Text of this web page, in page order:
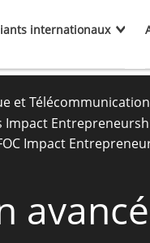
internationaux
et
Impact
Impact